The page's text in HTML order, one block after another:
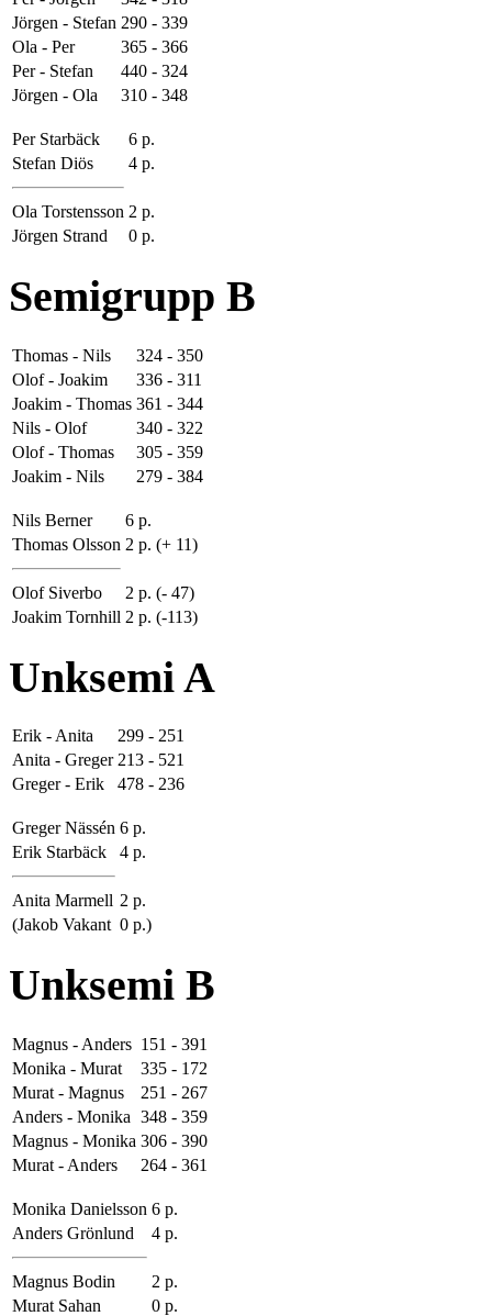
Jörgen - Stefan 290 - 339
Ola - Per
365 - 366
Per - Stefan
440 - 324
Jörgen - Ola
310 - 348
Per Starbäck
6 p.
Stefan Diös
4 p.
Ola Torstensson 2 p.
Jörgen Strand
0 p.
Semigrupp B
Thomas - Nils
324 - 350
Olof - Joakim
336 - 311
Joakim - Thomas 361 - 344
Nils - Olof
340 - 322
Olof - Thomas
305 - 359
Joakim - Nils
279 - 384
Nils Berner
6 p.
Thomas Olsson 2 p. (+ 11)
Olof Siverbo
2 p. (- 47)
Joakim Tornhill 2 p. (-113)
Unksemi A
Erik - Anita
299 - 251
Anita - Greger 213 - 521
Greger - Erik
478 - 236
Greger Nässén 6 p.
Erik Starbäck
4 p.
Anita Marmell 2 p.
(Jakob Vakant 0 p.)
Unksemi B
Magnus - Anders 151 - 391
Monika - Murat
335 - 172
Murat - Magnus
251 - 267
Anders - Monika 348 - 359
Magnus - Monika 306 - 390
Murat - Anders
264 - 361
Monika Danielsson 6 p.
Anders Grönlund
4 p.
Magnus Bodin
2 p.
Murat Sahan
0 p.